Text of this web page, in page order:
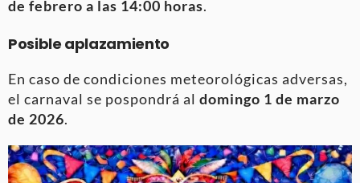
de febrero a las 14:00 horas.
Posible aplazamiento
En caso de condiciones meteorológicas adversas,
el carnaval se pospondrá al domingo 1 de marzo
de 2026.